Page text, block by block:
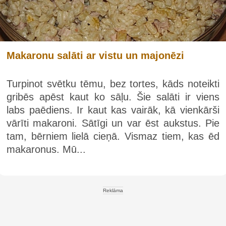
Makaronu salāti ar vistu un majonēzi
Turpinot svētku tēmu, bez tortes, kāds noteikti
gribēs apēst kaut ko sāļu. Šie salāti ir viens
labs paēdiens. Ir kaut kas vairāk, kā vienkārši
vārīti makaroni. Sātīgi un var ēst aukstus. Pie
tam, bērniem lielā cieņā. Vismaz tiem, kas ēd
makaronus. Mū...
Reklāma